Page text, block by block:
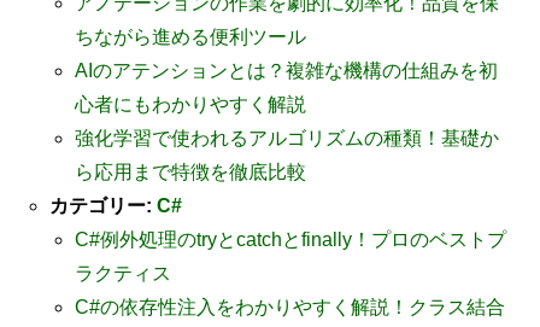
ちながら進める便利ツール
AIのアテンションとは？複雑な機構の仕組みを初
心者にもわかりやすく解説
強化学習で使われるアルゴリズムの種類！基礎か
ら応用まで特徴を徹底比較
カテゴリー: C#
C#例外処理のtryとcatchとfinally！プロのベストプ
ラクティス
C#の依存性注入をわかりやすく解説！クラス結合